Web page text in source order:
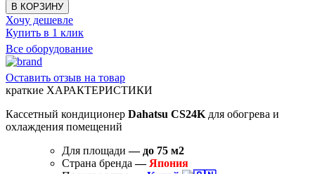
В КОРЗИНУ
Хочу дешевле
Купить в 1 клик
Все оборудование
Оставить отзыв на товар
краткие ХАРАКТЕРИСТИКИ
Кассетный кондиционер Dahatsu CS24K для обогрева и
охлаждения помещений
Для площади — до 75 м2
Страна бренда— Япония